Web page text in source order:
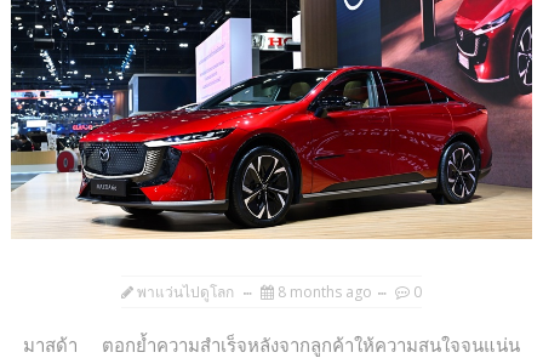
พาแว่นไปดูโลก 8 months ago 0
มาสด้า ตอกย้ำความสำเร็จหลังจากลูกค้าให้ความสนใจจนแน่น